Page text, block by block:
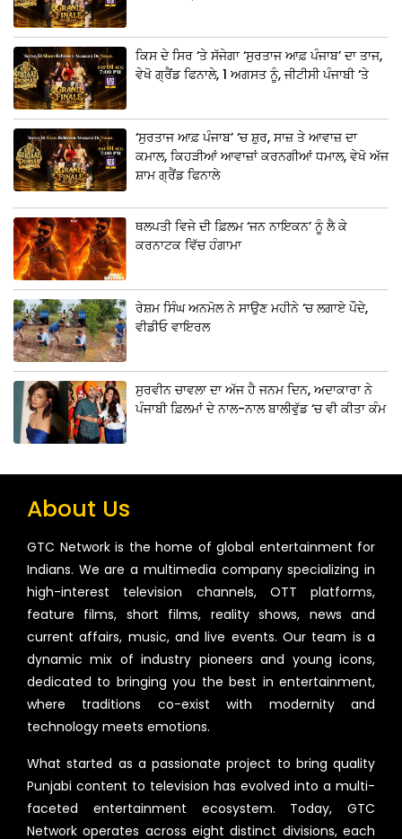
ਕਿਸ ਦੇ ਸਿਰ ‘ਤੇ ਸੱਜੇਗਾ ‘ਸੁਰਤਾਜ ਆਫ਼ ਪੰਜਾਬ’ ਦਾ ਤਾਜ,
ਵੇਖੋ ਗ੍ਰੈਂਡ ਫਿਨਾਲੇ, 1 ਅਗਸਤ ਨੂੰ, ਜੀਟੀਸੀ ਪੰਜਾਬੀ ‘ਤੇ
‘ਸੁਰਤਾਜ ਆਫ਼ ਪੰਜਾਬ’ ‘ਚ ਸ਼ੁਰ, ਸਾਜ਼ ਤੇ ਆਵਾਜ਼ ਦਾ
ਕਮਾਲ, ਕਿਹੜੀਆਂ ਆਵਾਜ਼ਾਂ ਕਰਨਗੀਆਂ ਧਮਾਲ, ਵੇਖੋ ਅੱਜ
ਸ਼ਾਮ ਗ੍ਰੈਂਡ ਫਿਨਾਲੇ
ਥਲਪਤੀ ਵਿਜੇ ਦੀ ਫ਼ਿਲਮ ‘ਜਨ ਨਾਇਕਨ’ ਨੂੰ ਲੈ ਕੇ
ਕਰਨਾਟਕ ਵਿੱਚ ਹੰਗਾਮਾ
ਰੇਸ਼ਮ ਸਿੰਘ ਅਨਮੋਲ ਨੇ ਸਾਉਣ ਮਹੀਨੇ ‘ਚ ਲਗਾਏ ਪੌਦੇ,
ਵੀਡੀਓ ਵਾਇਰਲ
ਸੁਰਵੀਨ ਚਾਵਲਾ ਦਾ ਅੱਜ ਹੈ ਜਨਮ ਦਿਨ, ਅਦਾਕਾਰਾ ਨੇ
ਪੰਜਾਬੀ ਫ਼ਿਲਮਾਂ ਦੇ ਨਾਲ-ਨਾਲ ਬਾਲੀਵੁੱਡ ‘ਚ ਵੀ ਕੀਤਾ ਕੰਮ
About Us
GTC Network is the home of global entertainment for
Indians. We are a multimedia company specializing in
high-interest television channels, OTT platforms,
feature films, short films, reality shows, news and
current affairs, music, and live events. Our team is a
dynamic mix of industry pioneers and young icons,
dedicated to bringing you the best in entertainment,
where traditions co-exist with modernity and
technology meets emotions.
What started as a passionate project to bring quality
Punjabi content to television has evolved into a multi-
faceted entertainment ecosystem. Today, GTC
Network operates across eight distinct divisions, each